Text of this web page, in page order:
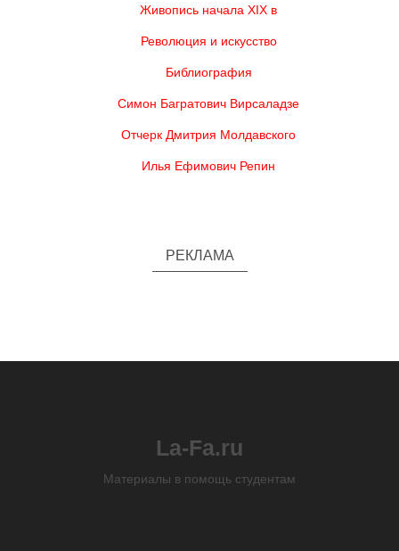
Живопись начала XIX в
Революция и искусство
Библиография
Симон Багратович Вирсаладзе
Отчерк Дмитрия Молдавского
Илья Ефимович Репин
РЕКЛАМА
La-Fa.ru
Материалы в помощь студентам